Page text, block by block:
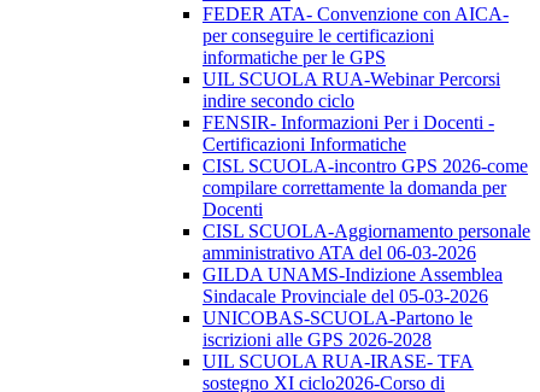
FEDER ATA- Convenzione con AICA-
per conseguire le certificazioni
informatiche per le GPS
UIL SCUOLA RUA-Webinar Percorsi
indire secondo ciclo
FENSIR- Informazioni Per i Docenti -
Certificazioni Informatiche
CISL SCUOLA-incontro GPS 2026-come
compilare correttamente la domanda per
Docenti
CISL SCUOLA-Aggiornamento personale
amministrativo ATA del 06-03-2026
GILDA UNAMS-Indizione Assemblea
Sindacale Provinciale del 05-03-2026
UNICOBAS-SCUOLA-Partono le
iscrizioni alle GPS 2026-2028
UIL SCUOLA RUA-IRASE- TFA
sostegno XI ciclo2026-Corso di